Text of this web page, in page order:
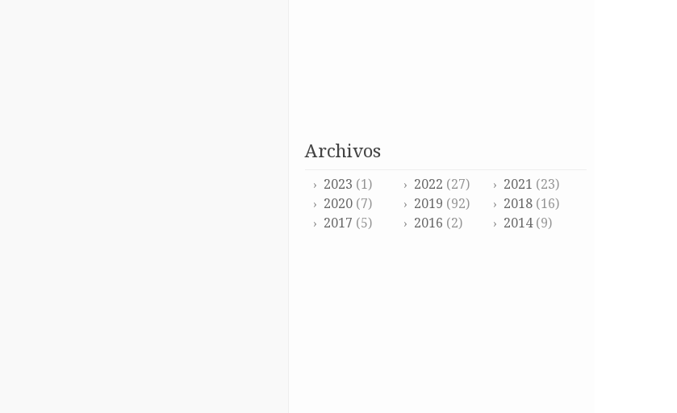
archivos
2023 (1) 2022 (27) 2021 (23)
2020 (7) 2019 (92) 2018 (16)
2017 (5) 2016 (2) 2014(9)